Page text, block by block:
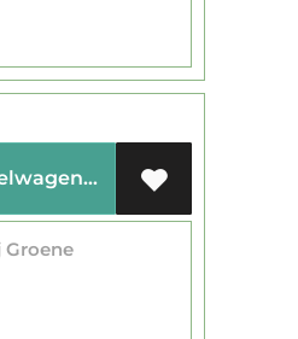
Toevoegen aan winkelwagen
Groene